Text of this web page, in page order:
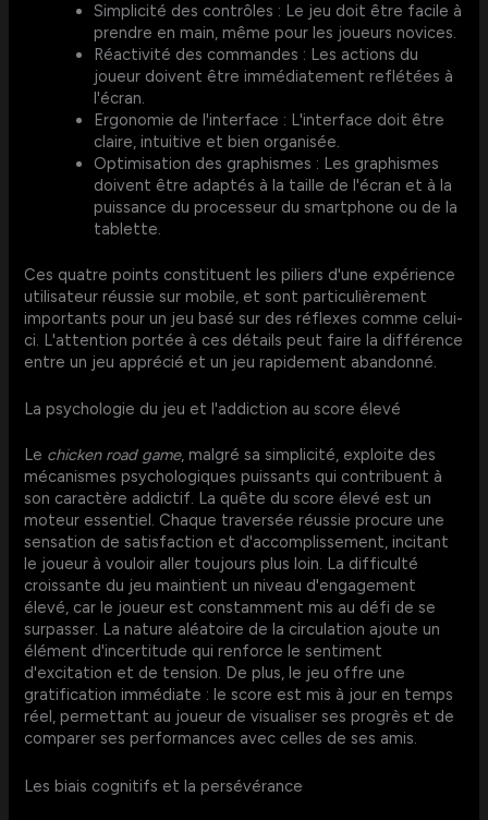
Simplicité des contrôles : Le jeu doit être facile à
prendre en main, même pour les joueurs novices.
Réactivité des commandes : Les actions du
joueur doivent être immédiatement reflétées à
l'écran.
Ergonomie de l'interface : L'interface doit être
claire, intuitive et bien organisée.
Optimisation des graphismes : Les graphismes
doivent être adaptés à la taille de l'écran et à la
puissance du processeur du smartphone ou de la
tablette.
Ces quatre points constituent les piliers d'une expérience
utilisateur réussie sur mobile, et sont particulièrement
importants pour un jeu basé sur des réflexes comme celui-
ci. L'attention portée à ces détails peut faire la différence
entre un jeu apprécié et un jeu rapidement abandonné.
La psychologie du jeu et l'addiction au score élevé
Le chicken road game, malgré sa simplicité, exploite des
mécanismes psychologiques puissants qui contribuent à
son caractère addictif. La quête du score élevé est un
moteur essentiel. Chaque traversée réussie procure une
sensation de satisfaction et d'accomplissement, incitant
le joueur à vouloir aller toujours plus loin. La difficulté
croissante du jeu maintient un niveau d'engagement
élevé, car le joueur est constamment mis au défi de se
surpasser. La nature aléatoire de la circulation ajoute un
élément d'incertitude qui renforce le sentiment
d'excitation et de tension. De plus, le jeu offre une
gratification immédiate : le score est mis à jour en temps
réel, permettant au joueur de visualiser ses progrès et de
comparer ses performances avec celles de ses amis.
Les biais cognitifs et la persévérance